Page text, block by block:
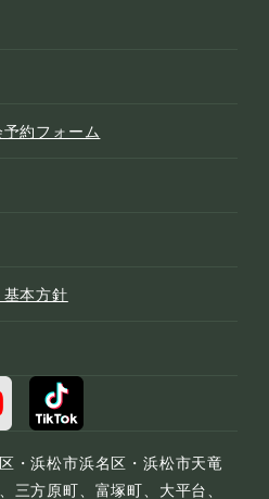
約フォーム
本方針
・浜松市浜名区・浜松市天竜
三方原町、富塚町、大平台、